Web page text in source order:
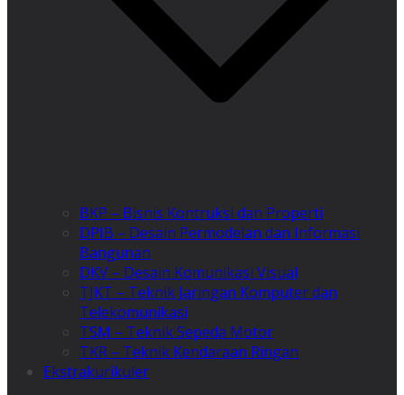
BKP – Bisnis Kontruksi dan Properti
DPIB – Desain Permodelan dan Informasi
Bangunan
DKV – Desain Komunikasi Visual
TJKT – Teknik Jaringan Komputer dan
Telekomunikasi
TSM – Teknik Sepeda Motor
TKR – Teknik Kendaraan Ringan
Ekstrakurikuler